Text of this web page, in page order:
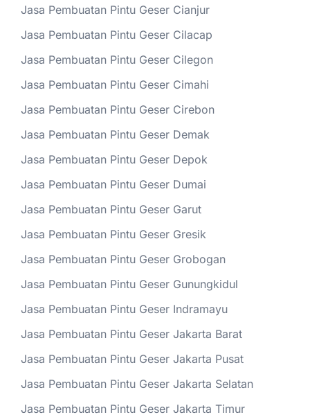
Jasa Pembuatan Pintu Geser Cianjur
Jasa Pembuatan Pintu Geser Cilacap
Jasa Pembuatan Pintu Geser Cilegon
Jasa Pembuatan Pintu Geser Cimahi
Jasa Pembuatan Pintu Geser Cirebon
Jasa Pembuatan Pintu Geser Demak
Jasa Pembuatan Pintu Geser Depok
Jasa Pembuatan Pintu Geser Dumai
Jasa Pembuatan Pintu Geser Garut
Jasa Pembuatan Pintu Geser Gresik
Jasa Pembuatan Pintu Geser Grobogan
Jasa Pembuatan Pintu Geser Gunungkidul
Jasa Pembuatan Pintu Geser Indramayu
Jasa Pembuatan Pintu Geser Jakarta Barat
Jasa Pembuatan Pintu Geser Jakarta Pusat
Jasa Pembuatan Pintu Geser Jakarta Selatan
Jasa Pembuatan Pintu Geser Jakarta Timur